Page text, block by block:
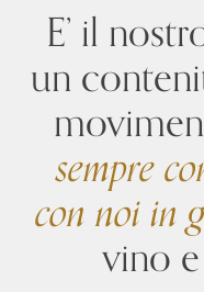
E’ il
un
sempre
con noi in
vino